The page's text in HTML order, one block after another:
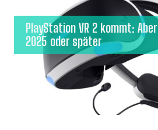
PlayStation VR 2 kommt:
2025 oder später